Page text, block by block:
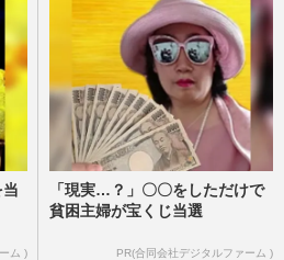
当
ム )
「現実…？」〇〇をしただけで
貧困主婦が宝くじ当選
PR(合同会社デジタルファーム )